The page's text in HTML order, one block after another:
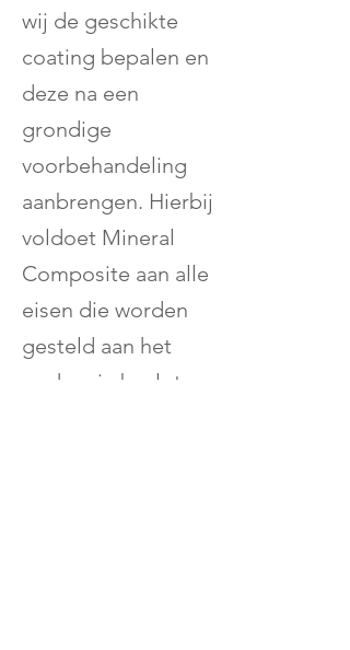
wij de geschikte
coating bepalen en
deze na een
grondige
voorbehandeling
aanbrengen. Hierbij
voldoet Mineral
Composite aan alle
eisen die worden
gesteld aan het
werken in besloten